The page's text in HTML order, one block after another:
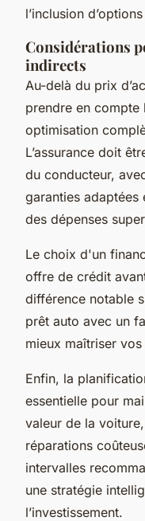
l’inclusion
Considérations
indirects
Au-delà du prix
prendre en compte
optimisation
L’assurance doit
du conducteur,
garanties
des dépenses
Le choix d'un
offre de crédit
différence notable
prêt auto avec un
mieux maîtriser vos
Enfin, la
essentielle pour
valeur de la
réparations
intervalles
une stratégie
l’investissement.